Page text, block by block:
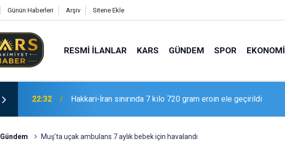
Günün Haberleri Arşiv Sitene Ekle
RESMI İLANLAR KARS GÜNDEM SPOR EKONOMI
21:02 Erzurum Adliyesi’nde yangın: 2 kişi dumandan etkilendi
Gündem Muş’ta uçak ambulans 7 aylık bebek için havalandı